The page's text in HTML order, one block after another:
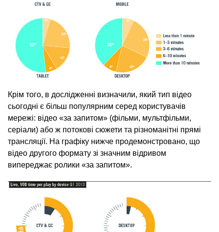
Крім того, в дослідженні визначили, який тип відео
сьогодні є більш популярним серед користувачів
мережі: відео «за запитом» (фільми, мультфільми,
серіали) або ж потокові сюжети та різноманітні прямі
трансляції. На графіку нижче продемонстровано, що
відео другого формату зі значним відривом
випереджає ролики «за запитом».